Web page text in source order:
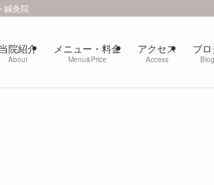
鍼灸院
当院紹介
About
メニュー・料金
Menu&Price
アクセス
Access
ブ
Blog